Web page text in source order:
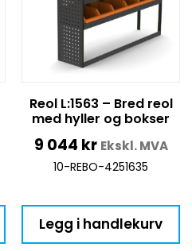
Reol L:1563 – Bred reol
med hyller og bokser
9 044 kr Ekskl. MVA
10-REBO-4251635
Legg i handlekurv